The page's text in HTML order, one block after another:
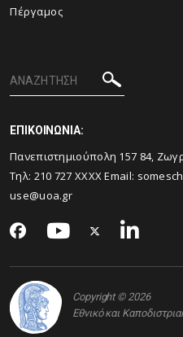
Πέργαμος
ΕΠΙΚΟΙΝΩΝΙΑ:
Πανεπιστημιούπολη 157 84,
Τηλ: 210 727 XXXX Email:
use@uoa.gr
Copyright © 2026
Εθνικό και